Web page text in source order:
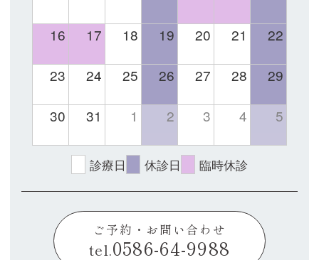
16 17 18 19 20 21 22
23 24 25 26 27 28 29
30 31 1 2 3 4 5
診療日 休診日 臨時休診
ご予約・お問い合わせ
tel. 0586-64-9988